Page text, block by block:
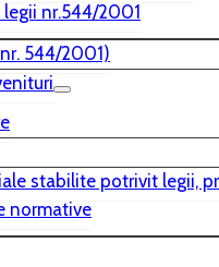
nr.544/2001
544/2001)
stabilite potrivit legii,
normative